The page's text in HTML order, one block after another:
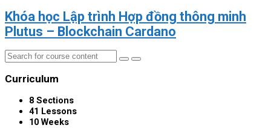
Khóa học Lập trình Hợp đồng thông minh
Plutus – Blockchain Cardano
Curriculum
8 Sections
41 Lessons
10 Weeks